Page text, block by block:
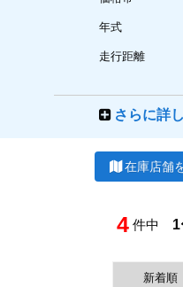
年式
走行距離
さらに詳
在庫店舗
4 件中
新着順